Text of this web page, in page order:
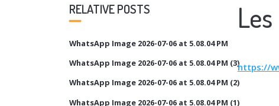
RELATIVE POSTS
WhatsApp Image 2026-07-06 at 5.08.04 PM
WhatsApp Image 2026-07-06 at 5.08.04 PM (3)
WhatsApp Image 2026-07-06 at 5.08.04 PM (2)
WhatsApp Image 2026-07-06 at 5.08.04 PM (1)
https://